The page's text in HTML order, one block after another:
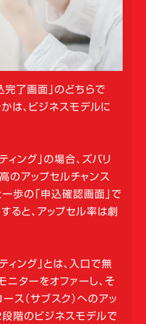
完了画面」のどちらで
は、ビジネスモデルに
ィング」の場合、ズバリ
のアップセルチャンス
歩の「申込確認画面」で
ると、アップセル率は劇
ィング」とは、入口で無
ターをオファーし、そ
ス（サブスク）へのアッ
階のビジネスモデルで